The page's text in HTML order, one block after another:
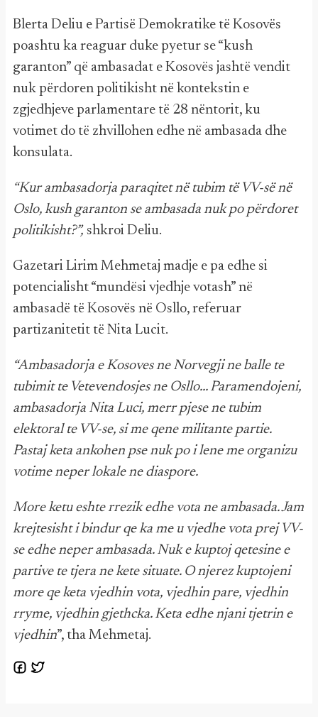
Blerta Deliu e Partisë Demokratike të Kosovës
poashtu ka reaguar duke pyetur se “kush
garanton” që ambasadat e Kosovës jashtë vendit
nuk përdoren politikisht në kontekstin e
zgjedhjeve parlamentare të 28 nëntorit, ku
votimet do të zhvillohen edhe në ambasada dhe
konsulata.
“Kur ambasadorja paraqitet në tubim të VV-së në
Oslo, kush garanton se ambasada nuk po përdoret
politikisht?”, shkroi Deliu.
Gazetari Lirim Mehmetaj madje e pa edhe si
potencialisht “mundësi vjedhje votash” në
ambasadë të Kosovës në Osllo, referuar
partizanitetit të Nita Lucit.
“Ambasadorja e Kosoves ne Norvegji ne balle te
tubimit te Vetevendosjes ne Osllo… Paramendojeni,
ambasadorja Nita Luci, merr pjese ne tubim
elektoral te VV-se, si me qene militante partie.
Pastaj keta ankohen pse nuk po i lene me organizu
votime neper lokale ne diaspore.
More ketu eshte rrezik edhe vota ne ambasada. Jam
krejtesisht i bindur qe ka me u vjedhe vota prej VV-
se edhe neper ambasada. Nuk e kuptoj qetesine e
partive te tjera ne kete situate. O njerez kuptojeni
more qe keta vjedhin vota, vjedhin pare, vjedhin
rryme, vjedhin gjethcka. Keta edhe njani tjetrin e
vjedhin”, tha Mehmetaj.